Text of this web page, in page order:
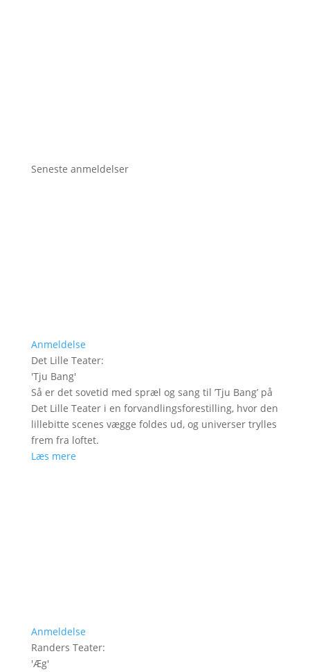
Seneste anmeldelser
Anmeldelse
Det Lille Teater:
'Tju Bang'
Så er det sovetid med spræl og sang til ’Tju Bang’ på
Det Lille Teater i en forvandlingsforestilling, hvor den
lillebitte scenes vægge foldes ud, og universer trylles
frem fra loftet.
Læs mere
Anmeldelse
Randers Teater:
'Æg'